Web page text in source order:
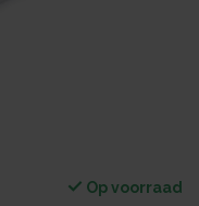
Op voorraad